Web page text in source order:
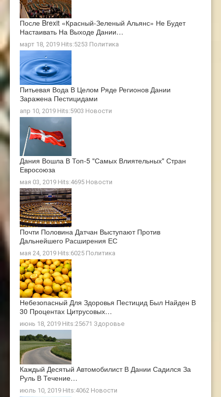
После Brexit «Красный-Зеленый Альянс» Не Будет
Настаивать На Выходе Дании…
март 18, 2019 Hits:5253 Политика
Питьевая Вода В Целом Ряде Регионов Дании
Заражена Пестицидами
апр 10, 2019 Hits:5903 Новости
Дания Вошла В Топ-5 "самых Влиятельных" Стран
Евросоюза
мая 03, 2019 Hits:4695 Новости
Почти Половина Датчан Выступают Против
Дальнейшего Расширения ЕС
мая 24, 2019 Hits:6025 Политика
Небезопасный Для Здоровья Пестицид Был Найден В
30 Процентах Цитрусовых…
июнь 18, 2019 Hits:25671 Здоровье
Каждый Десятый Автомобилист В Дании Садился За
Руль В Течение…
июль 10, 2019 Hits:4062 Новости